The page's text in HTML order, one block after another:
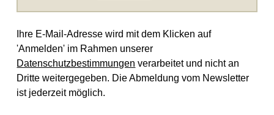
Ihre E-Mail-Adresse wird mit dem Klicken auf
'Anmelden' im Rahmen unserer
Datenschutzbestimmungen verarbeitet und nicht an
Dritte weitergegeben. Die Abmeldung vom Newsletter
ist jederzeit möglich.